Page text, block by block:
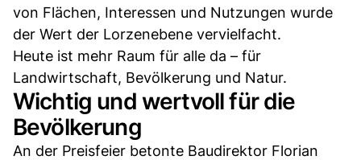
von Flächen, Interessen und Nutzungen wurde
der Wert der Lorzenebene vervielfacht.
Heute ist mehr Raum für alle da – für
Landwirtschaft, Bevölkerung und Natur.
Wichtig und wertvoll für die
Bevölkerung
An der Preisfeier betonte Baudirektor Florian